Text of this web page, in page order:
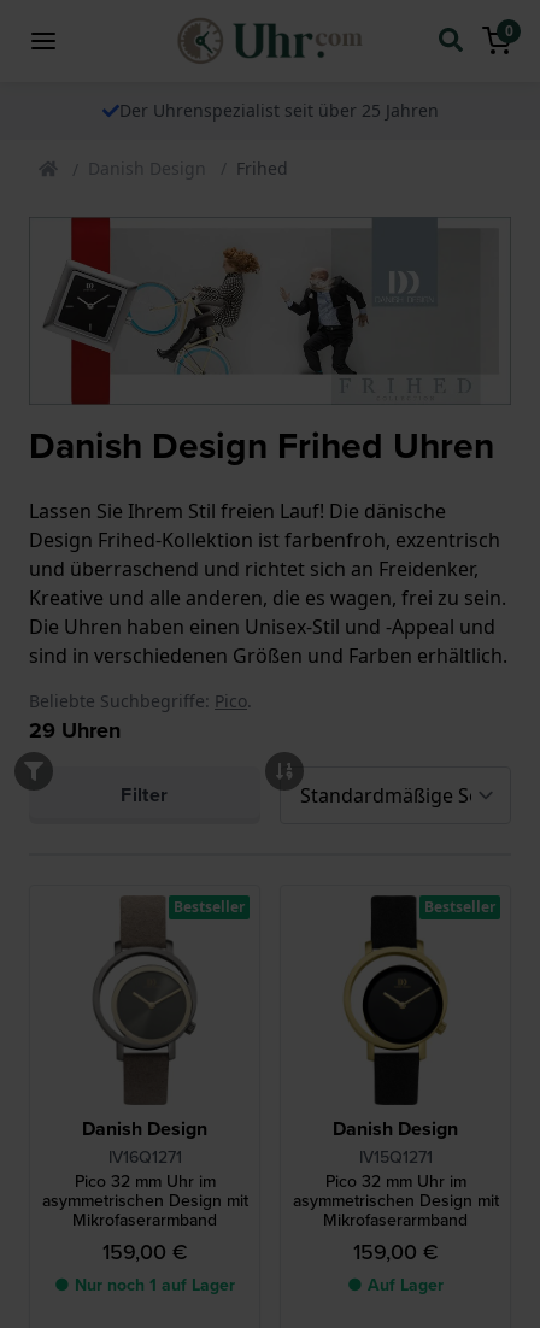
0
Der Uhrenspezialist seit über 25 Jahren
Danish Design Frihed
Danish Design Frihed Uhren
Lassen Sie Ihrem Stil freien Lauf! Die dänische
Design Frihed-Kollektion ist farbenfroh, exzentrisch
und überraschend und richtet sich an Freidenker,
Kreative und alle anderen, die es wagen, frei zu sein.
Die Uhren haben einen Unisex-Stil und -Appeal und
sind in verschiedenen Größen und Farben erhältlich.
Beliebte Suchbegriffe: Pico.
29 Uhren
Filter
Danish Design
IV16Q1271
Pico 32 mm Uhr im
asymmetrischen Design mit
Mikrofaserarmband
159,00 €
● Nur noch 1 auf Lager
Bestseller
Danish Design
IV15Q1271
Pico 32 mm Uhr im
asymmetrischen Design mit
Mikrofaserarmband
159,00 €
● Auf Lager
Bestseller